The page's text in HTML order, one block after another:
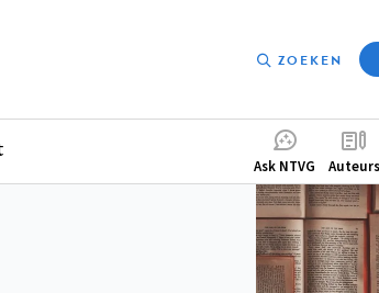
ZOEKEN
menu
Ask NTVG Auteurs